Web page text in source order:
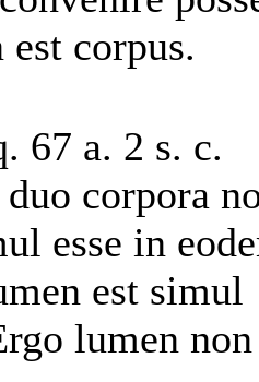
corpus.
67 a. 2 s. c.
corpora
esse in
est simul
lumen non